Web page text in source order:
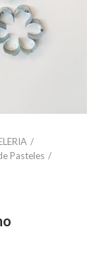
Pasteles